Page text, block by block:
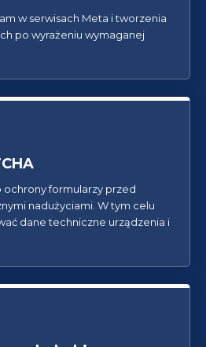
w serwisach Meta i tworzenia
po wyrażeniu wymaganej
ochrony formularzy przed
nadużyciami. W tym celu
dane techniczne urządzenia i